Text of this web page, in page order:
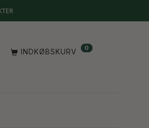
INDKØBSKURV 0